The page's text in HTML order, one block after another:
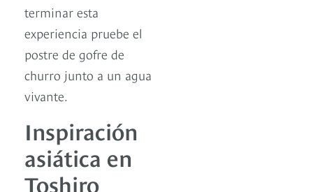
terminar esta
experiencia pruebe el
postre de gofre de
churro junto a un agua
vivante.
Inspiración
asiática en
Toshiro